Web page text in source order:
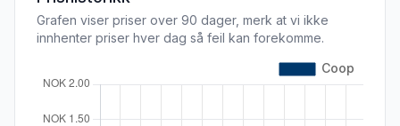
Grafen viser priser over 90 dager, merk at vi ikke
innhenter priser hver dag så feil kan forekomme.